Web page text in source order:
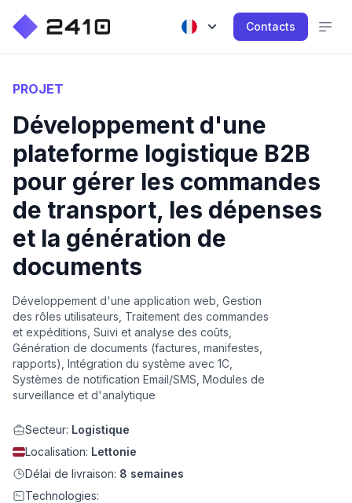
Contacts
PROJET
Développement d'une
plateforme logistique B2B
pour gérer les commandes
de transport, les dépenses
et la génération de
documents
Développement d'une application web, Gestion
des rôles utilisateurs, Traitement des commandes
et expéditions, Suivi et analyse des coûts,
Génération de documents (factures, manifestes,
rapports), Intégration du système avec 1C,
Systèmes de notification Email/SMS, Modules de
surveillance et d'analytique
Secteur: Logistique
Localisation: Lettonie
Délai de livraison: 8 semaines
Technologies: